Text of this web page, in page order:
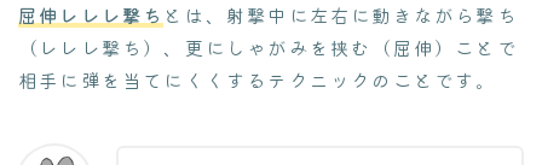
屈伸レレレ撃ち とは、射撃中に左右に動きながら撃ち
（レレレ撃ち）、更にしゃがみを挟む（屈伸）ことで
相手に弾を当てにくくするテクニックのことです。